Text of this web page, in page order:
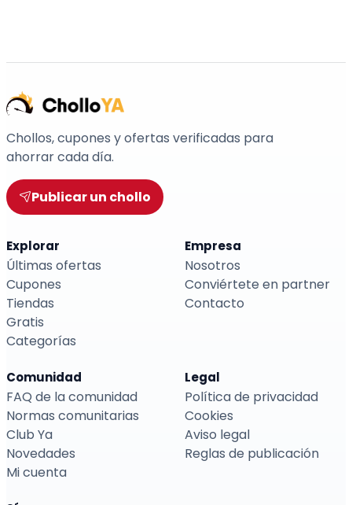
Chollos, cupones y ofertas verificadas para
ahorrar cada día.
Publicar un chollo
Explorar
Últimas ofertas
Cupones
Tiendas
Gratis
Categorías
Empresa
Nosotros
Conviértete en partner
Contacto
Comunidad
FAQ de la comunidad
Normas comunitarias
Club Ya
Novedades
Mi cuenta
Legal
Política de privacidad
Cookies
Aviso legal
Reglas de publicación